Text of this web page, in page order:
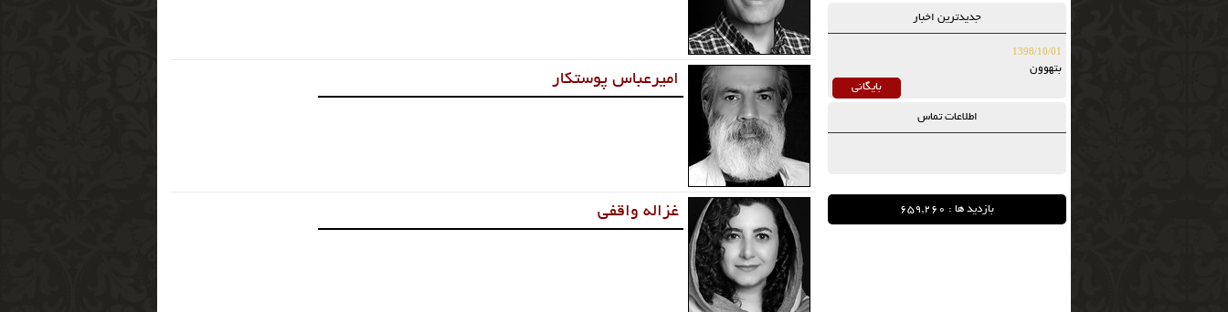
امیرعباس پوستکار
غزاله واقفی
جدیدترین اخبار
1398/10/01
بتهوون
بایگانی
اطلاعات تماس
بازدید ها : 659,260